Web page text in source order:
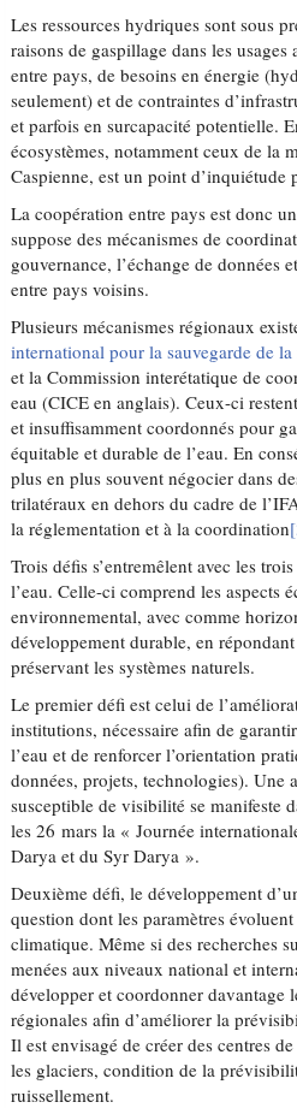
Les ressources hydriques sont sous
raisons de gaspillage dans les
entre pays, de besoins en énergie
seulement) et de contraintes
et parfois en surcapacité potentielle.
écosystèmes, notamment ceux de la
Caspienne, est un point d’inquiétude
La coopération entre pays est donc
suppose des mécanismes de
gouvernance, l’échange de données
entre pays voisins.
Plusieurs mécanismes régionaux
international pour la sauvegarde de la
et la Commission interétatique de
eau (CICE en anglais). Ceux-ci
et insuffisamment coordonnés pour
équitable et durable de l’eau. En
plus en plus souvent négocier dans
trilatéraux en dehors du cadre de
la réglementation et à la coordination
Trois défis s’entremêlent avec les
l’eau. Celle-ci comprend les aspects
environnemental, avec comme
développement durable, en
préservant les systèmes naturels.
Le premier défi est celui de
institutions, nécessaire afin de
l’eau et de renforcer l’orientation
données, projets, technologies). Une
susceptible de visibilité se manifeste
les 26 mars la « Journée
Darya et du Syr Darya ».
Deuxième défi, le développement
question dont les paramètres
climatique. Même si des recherches
menées aux niveaux national et
développer et coordonner davantage
régionales afin d’améliorer la
Il est envisagé de créer des centres
les glaciers, condition de la
ruissellement.